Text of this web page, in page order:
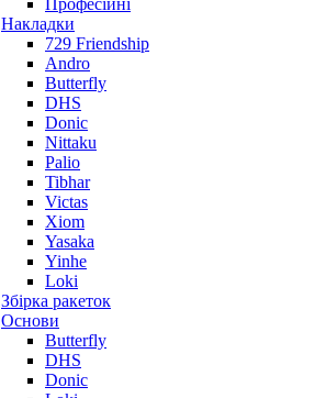
Накладки
729 Friendship
Andro
Butterfly
DHS
Donic
Nittaku
Palio
Tibhar
Victas
Xiom
Yasaka
Yinhe
Loki
Збірка ракеток
Основи
Butterfly
DHS
Donic